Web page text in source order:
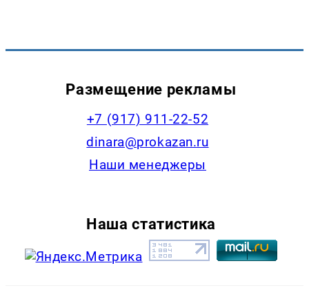
Размещение рекламы
+7 (917) 911-22-52
dinara@prokazan.ru
Наши менеджеры
Наша статистика